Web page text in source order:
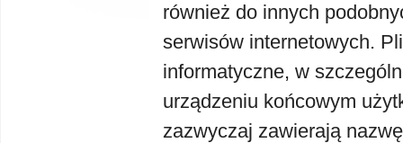
również do innych
serwisów internetowych.
informatyczne, w
urządzeniu końcowym
zazwyczaj zawierają